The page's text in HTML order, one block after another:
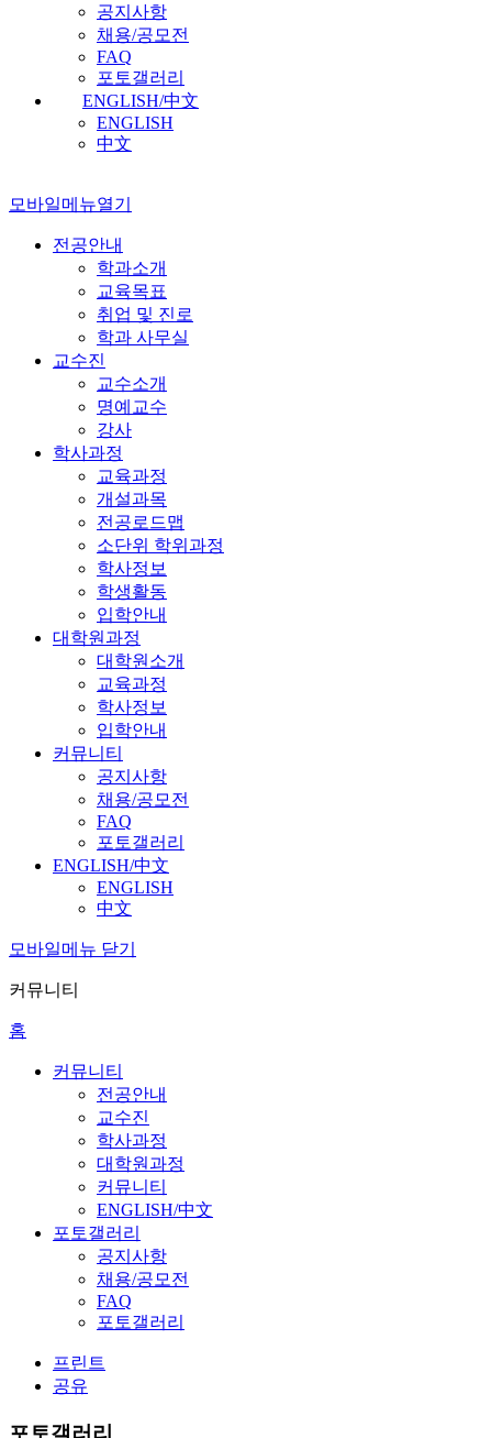
공지사항
채용/공모전
FAQ
포토갤러리
ENGLISH/中文
ENGLISH
中文
모바일메뉴열기
전공안내
학과소개
교육목표
취업 및 진로
학과 사무실
교수진
교수소개
명예교수
강사
학사과정
교육과정
개설과목
전공로드맵
소단위 학위과정
학사정보
학생활동
입학안내
대학원과정
대학원소개
교육과정
학사정보
입학안내
커뮤니티
공지사항
채용/공모전
FAQ
포토갤러리
ENGLISH/中文
ENGLISH
中文
모바일메뉴 닫기
커뮤니티
홈
커뮤니티
전공안내
교수진
학사과정
대학원과정
커뮤니티
ENGLISH/中文
포토갤러리
공지사항
채용/공모전
FAQ
포토갤러리
프린트
공유
포토갤러리